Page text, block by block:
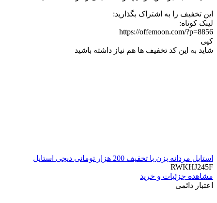
این تخفیف را به اشتراک بگذارید:
لینک کوتاه:
https://offemoon.com/?p=8856
کپی
شاید به این کد تخفیف ها هم نیاز داشته باشید
استایل مردانه بزن با تخفیف 200 هزار تومانی دیجی استایل
RWKHJ245F
مشاهده جزئیات و خرید
اعتبار دائمی